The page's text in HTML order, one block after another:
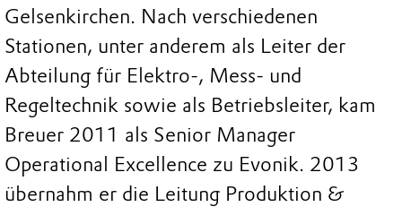
Gelsenkirchen. Nach verschiedenen
Stationen, unter anderem als Leiter der
Abteilung für Elektro-, Mess- und
Regeltechnik sowie als Betriebsleiter, kam
Breuer 2011 als Senior Manager
Operational Excellence zu Evonik. 2013
übernahm er die Leitung Produktion &